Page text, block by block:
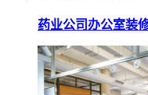
药业公司办公室装